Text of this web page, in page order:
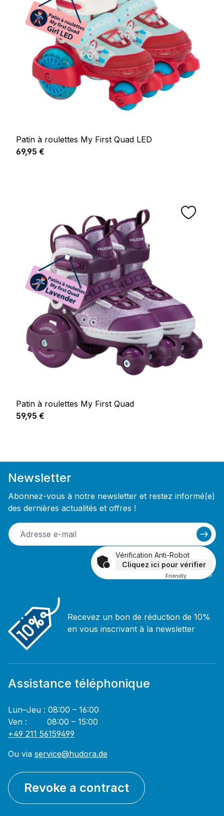
Patin à roulettes My First Quad LED
Prix régulier :
69,95 €
Patin à roulettes My First Quad
Prix régulier :
59,95 €
Newsletter
Abonnez-vous à notre newsletter et restez informé(e)
des dernières actualités et offres !
Vérification Anti-Robot
Cliquez ici pour vérifier
Friendly Captcha ⇗
Recevez un bon de réduction de 10%
en vous inscrivant à la newsletter
Assistance téléphonique
Lun–Jeu : 08:00 – 16:00
Ven : 08:00 – 15:00
+49 211 56159499
Ou via service@hudora.de
Revoke a contract